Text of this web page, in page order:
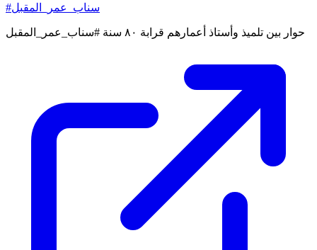
#سناب_عمر_المقبل
حوار بين تلميذ وأستاذ أعمارهم قرابة ٨٠ سنة #سناب_عمر_المقبل